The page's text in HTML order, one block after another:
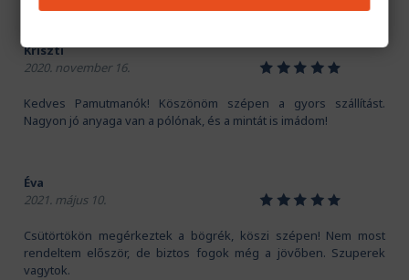
Kriszti
2020. november 16.
12345
Kedves Pamutmanók! Köszönöm szépen a gyors szállítást.
Nagyon jó anyaga van a pólónak, és a mintát is imádom!
Éva
2021. május 10.
12345
Csütörtökön megérkeztek a bögrék, köszi szépen! Nem most
rendeltem először, de biztos fogok még a jövőben. Szuperek
vagytok.